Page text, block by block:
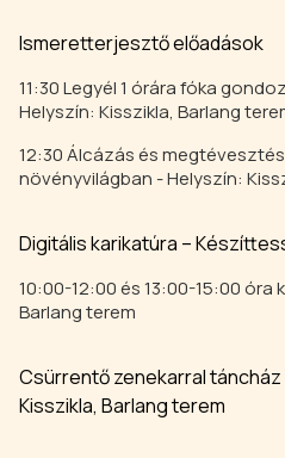
Ismeretterjesztő előadások
11:30 Legyél 1 órára fóka
Helyszín: Kisszikla, Barlang
12:30 Álcázás és
növényvilágban - Helyszín:
Digitális karikatúra –
10:00-12:00 és 13:00-15:00 óra
Barlang terem
Csürrentő zenekarral táncház
Kisszikla, Barlang terem